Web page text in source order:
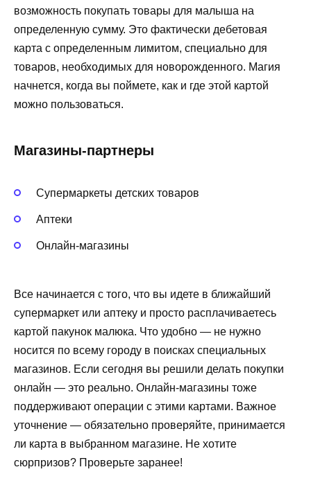
возможность покупать товары для малыша на
определенную сумму. Это фактически дебетовая
карта с определенным лимитом, специально для
товаров, необходимых для новорожденного. Магия
начнется, когда вы поймете, как и где этой картой
можно пользоваться.
Магазины-партнеры
Супермаркеты детских товаров
Аптеки
Онлайн-магазины
Все начинается с того, что вы идете в ближайший
супермаркет или аптеку и просто расплачиваетесь
картой пакунок малюка. Что удобно — не нужно
носится по всему городу в поисках специальных
магазинов. Если сегодня вы решили делать покупки
онлайн — это реально. Онлайн-магазины тоже
поддерживают операции с этими картами. Важное
уточнение — обязательно проверяйте, принимается
ли карта в выбранном магазине. Не хотите
сюрпризов? Проверьте заранее!